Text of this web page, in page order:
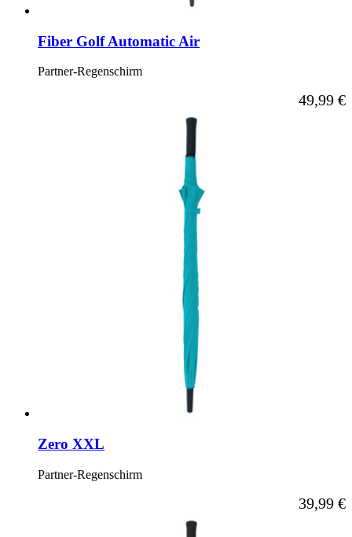
Fiber Golf Automatic Air
Partner-Regenschirm
Ab
49,99 €
Zero XXL
Partner-Regenschirm
Ab
39,99 €